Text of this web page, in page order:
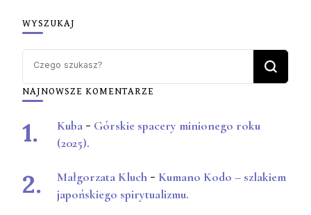
WYSZUKAJ
NAJNOWSZE KOMENTARZE
Kuba - Górskie spacery minionego roku
(2025).
Małgorzata Kluch - Kumano Kodo – szlakiem
japońskiego spirytualizmu.